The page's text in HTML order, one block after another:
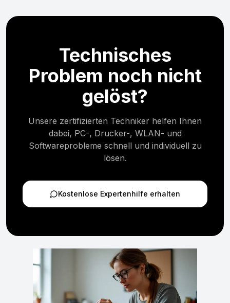
Technisches
Problem noch nicht
gelöst?
Unsere zertifizierten Techniker helfen Ihnen
dabei, PC-, Drucker-, WLAN- und
Softwareprobleme schnell und individuell zu
lösen.
Kostenlose Expertenhilfe erhalten